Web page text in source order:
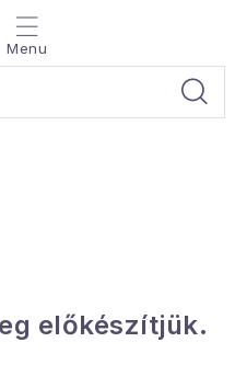
előkészítjük.